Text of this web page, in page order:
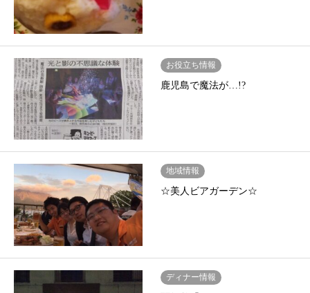
お役立ち情報
鹿児島で魔法が…!?
地域情報
☆美人ビアガーデン☆
ディナー情報